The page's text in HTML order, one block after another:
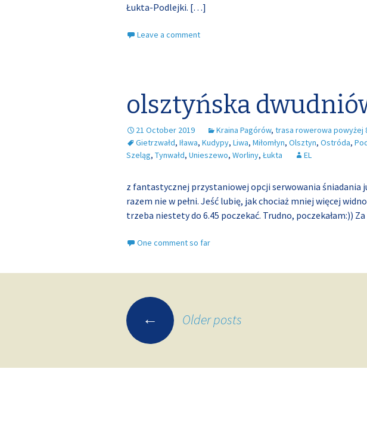
Łukta-Podlejki. […]
Leave a comment
olsztyńska
21 October 2019 Kraina Pagórów, trasa rowerowa powyżej
Gietrzwałd, Iława, Kudypy, Liwa, Miłomłyn, Olsztyn, Ostróda,
Szeląg, Tynwałd, Unieszewo, Worliny, Łukta EL
z fantastycznej przystaniowej opcji serwowania śniadania
razem nie w pełni. Jeść lubię, jak chociaż mniej więcej
trzeba niestety do 6.45 poczekać. Trudno, poczekałam:)) Za
One comment so far
← Older posts